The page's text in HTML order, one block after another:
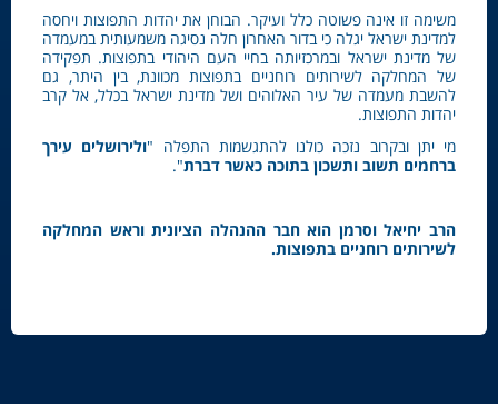
משימה זו אינה פשוטה כלל ועיקר. הבוחן את יהדות התפוצות ויחסה
למדינת ישראל יגלה כי בדור האחרון חלה נסיגה משמעותית במעמדה
של מדינת ישראל ובמרכזיותה בחיי העם היהודי בתפוצות. תפקידה
של המחלקה לשירותים רוחניים בתפוצות מכוונת, בין היתר, גם
להשבת מעמדה של עיר האלוהים ושל מדינת ישראל בכלל, אל קרב
יהדות התפוצות.
מי יתן ובקרוב נזכה כולנו להתגשמות התפלה "ולירושלים עירך
ברחמים תשוב ותשכון בתוכה כאשר דברת".
הרב יחיאל וסרמן הוא חבר ההנהלה הציונית וראש המחלקה
לשירותים רוחניים בתפוצות.